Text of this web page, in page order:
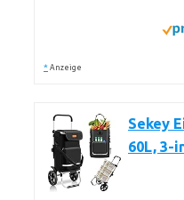
* Anzeige
Sekey
60L, 3-